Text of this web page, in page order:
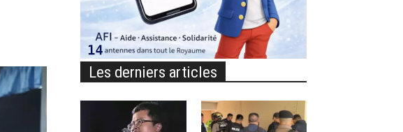
Les derniers articles